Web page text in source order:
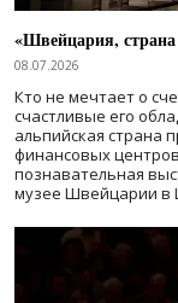
«Швейцария, страна
08.07.2026
Кто не мечтает о
счастливые его
альпийская страна
финансовых
познавательная
музее Швейцарии в